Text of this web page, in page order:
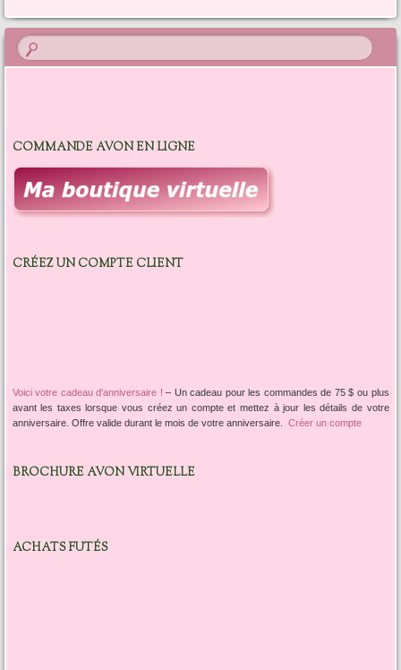
COMMANDE AVON EN LIGNE
CRÉEZ UN COMPTE CLIENT
Voici votre cadeau d'anniversaire ! – Un cadeau pour les commandes de 75 $ ou plus
avant les taxes lorsque vous créez un compte et mettez à jour les détails de votre
anniversaire. Offre valide durant le mois de votre anniversaire. Créer un compte
BROCHURE AVON VIRTUELLE
ACHATS FUTÉS